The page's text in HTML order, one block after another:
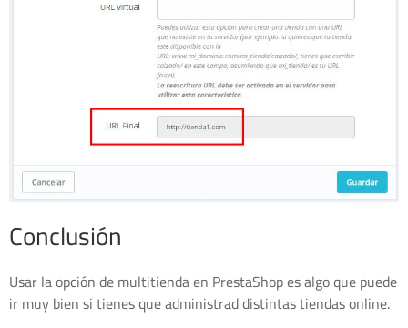
Conclusión
Usar la opción de multitienda en PrestaShop es algo que puede
ir muy bien si tienes que administrad distintas tiendas online.